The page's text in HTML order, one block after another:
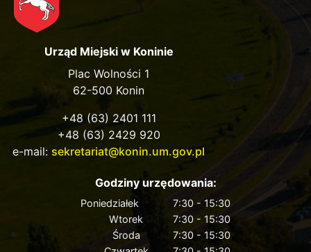
Urząd Miejski w Koninie
Plac Wolności 1
62-500 Konin
+48 (63) 2401 111
+48 (63) 2429 920
e-mail: sekretariat@konin.um.gov.pl
Godziny urzędowania:
Poniedziałek
7:30 - 15:30
Wtorek
7:30 - 15:30
Środa
7:30 - 15:30